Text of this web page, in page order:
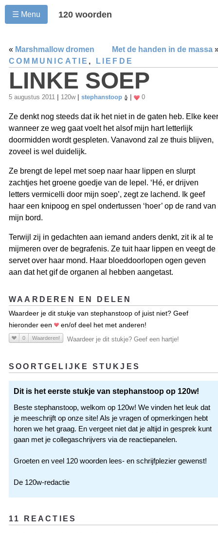
☰ Menu 120 woorden
« Marshmallow dromen Met de handen in de massa
COMMUNICATIE , LIEFDE
LINKE SOEP
5 augustus 2011 120w stephanstoop 0
Ze denkt nog steeds dat ik het niet in de gaten heb. Elke keer
wanneer ze weg gaat voelt het alsof mijn hart letterlijk
doormidden wordt gespleten. Vanavond zal ze thuis blijven,
zoveel is wel duidelijk.
Ze brengt de lepel met soep naar haar lippen en slurpt
zachtjes het groene goedje van de lepel. ‘Hé, er drijven
letters vermicelli door mijn soep’, zegt ze lachend. Ik geef
haar een knipoog en spel ondertussen ‘hoer’ op de rand van
mijn bord.
Terwijl zij in gedachten aan iemand anders denkt, zit ik al te
mijmeren over de begrafenis. Ze tuit haar lippen en veegt de
servet over haar mond. Haar bloeddoorlopen ogen geven
aan dat het gif de organen al hebben aangetast.
WAARDEREN EN DELEN
Waardeer je dit stukje van stephanstoop of juist niet? Geef
hieronder een
en/of deel het met anderen!
0 Waarderen! Waardeer je dit stukje? Geef een hartje!
SOORTGELIJKE STUKJES
Dit is het eerste stukje van stephanstoop op 120w!
Beste stephanstoop, welkom op 120w! We vinden het leuk dat
je meeschrijft op onze site! Als je vragen of opmerkingen hebt
horen we het graag. En vergeet niet dat je altijd in gesprek kunt
gaan met je collegaschrijvers via de reactiepanelen.
Groeten en veel 120 woorden lees- en schrijfplezier gewenst!
De 120w-redactie
11 REACTIES